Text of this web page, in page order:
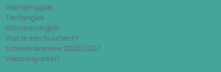
Glampinggids
Tentengids
Stacaravangids
Wat is een huurtent?
Schoolvakanties 2026/2027
Vakantieparken